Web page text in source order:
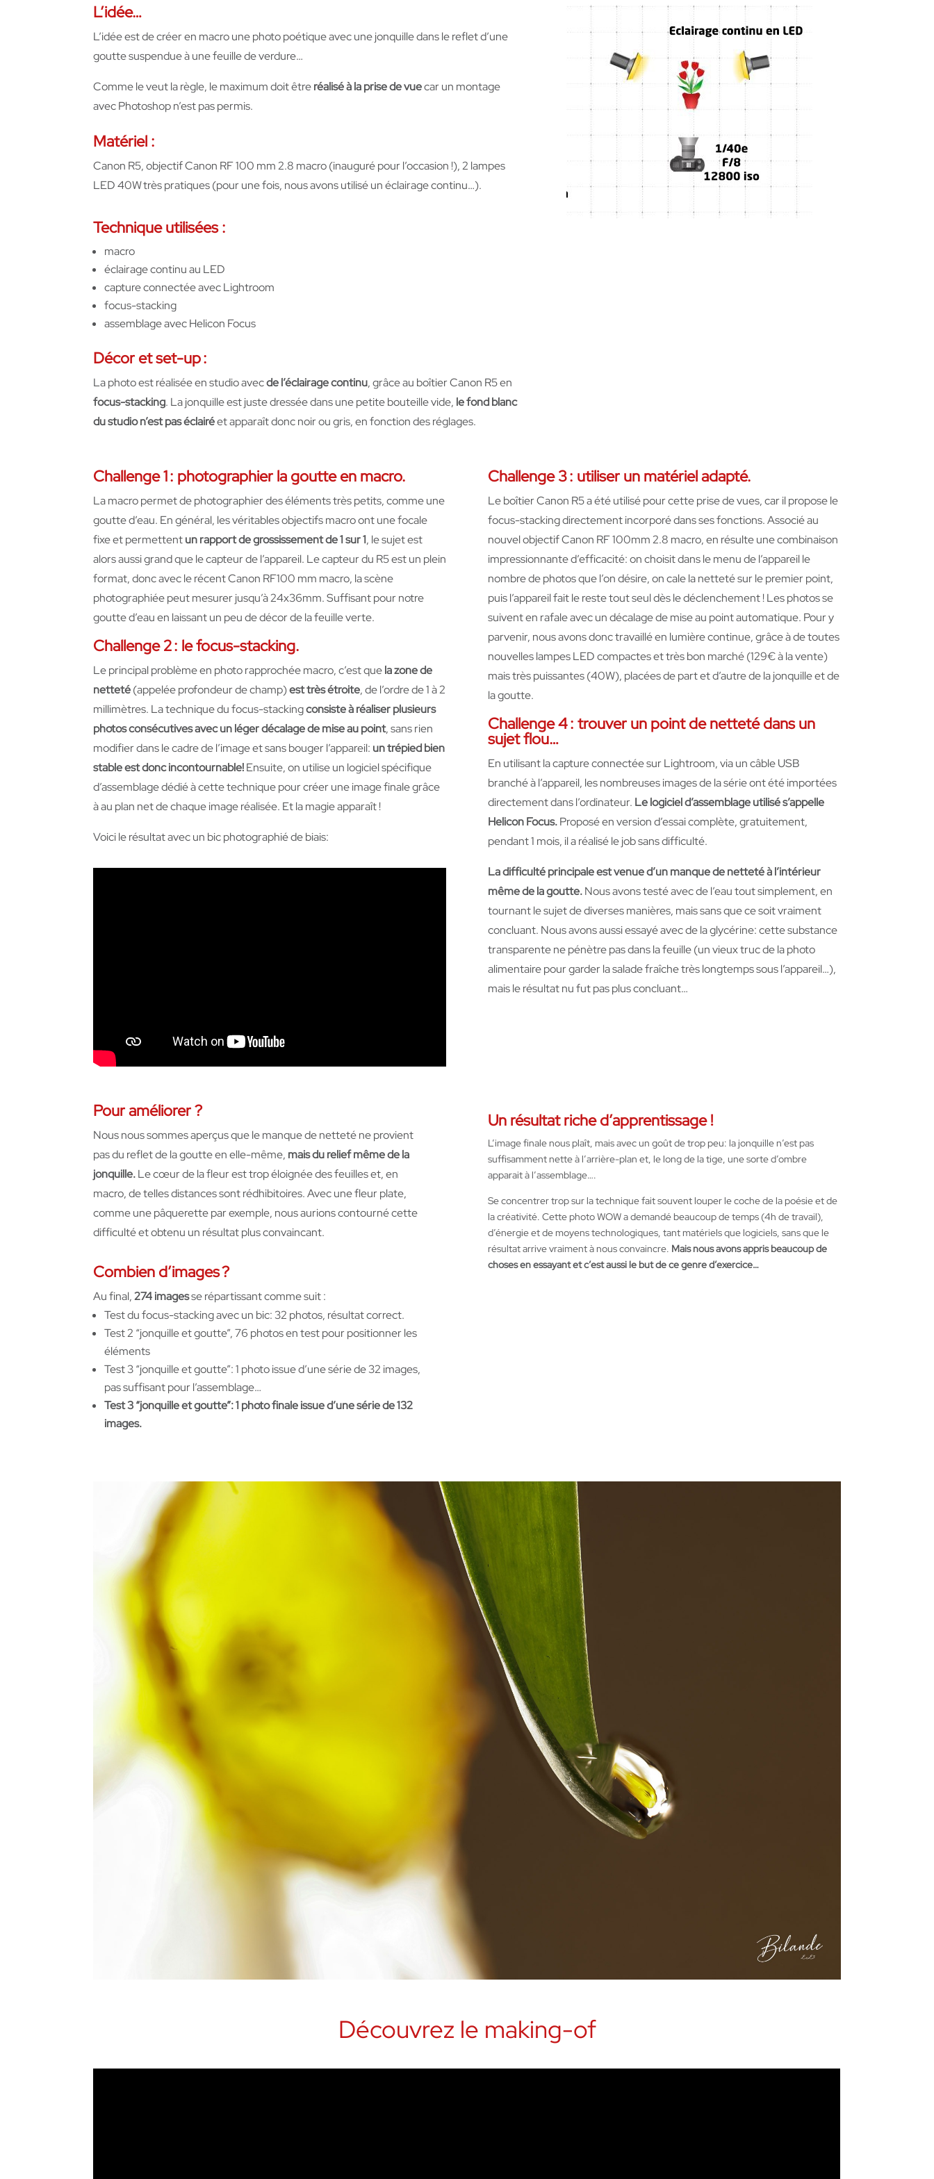
L’idée…
L’idée est decréer en macro une photo poétique avec une jonquille dans le reflet d’une
goutte suspendue à une feuille de verdure…
Comme le veut la règle, le maximum doit êtreréalisé à la prise de vuecar un montage
avec Photoshop n’est pas permis.
Matériel :
Canon R5, objectif Canon RF 100 mm 2.8 macro (inauguré pour l’occasion !), 2 lampes
LED 40W très pratiques (pour une fois, nous avons utilisé un éclairage continu…).
Technique utilisées :
macro
éclairage continu au LED
capture connectée avec Lightroom
focus-stacking
assemblage avec Helicon Focus
Décor et set-up:
La photo est réalisée en studio avecde l’éclairage continu, grâce au boîtier Canon R5 en
focus-stacking. La jonquille est juste dressée dans une petite bouteille vide, le fond blanc
du studio n’est pas éclairéet apparaît donc noir ou gris, en fonction des réglages.
Challenge 1 : photographier la goutte en macro.
La macro permet de photographier des éléments très petits, comme une
goutte d’eau. En général, les véritables objectifs macro ont une focale
fixe et permettentun rapport de grossissement de 1 sur 1, le sujet est
alors aussi grand que le capteur de l’appareil. Le capteur du R5 est un plein
format, donc avec le récent Canon RF100 mm macro, la scène
photographiée peut mesurer jusqu’à 24x36mm. Suffisant pour notre
goutte d’eau en laissant un peu de décor de la feuille verte.
Challenge 2 : le focus-stacking.
Le principal problème en photo rapprochée macro, c’est quela zone de
netteté(appelée profondeur de champ)est très étroite, de l’ordre de 1 à 2
millimètres. La technique du focus-stackingconsiste à réaliser plusieurs
photos consécutives avec un léger décalage de mise au point, sans rien
modifier dans le cadre de l’image et sans bouger l’appareil: un trépied bien
stable est donc incontournable!Ensuite, on utilise un logiciel spécifique
d’assemblage dédié à cette technique pour créer une image finale grâce
à au plan net de chaque image réalisée. Et la magie apparaît !
Voici le résultat avec un bic photographié de biais:
Challenge 3 : utiliser un matériel adapté.
Le boîtier Canon R5 a été utilisé pour cette prise de vues, car il propose le
focus-stacking directement incorporé dans ses fonctions. Associé au
nouvel objectif Canon RF 100mm 2.8 macro, en résulte une combinaison
impressionnante d’efficacité: on choisit dans le menu de l’appareil le
nombre de photos que l’on désire, on cale la netteté sur le premier point,
puis l’appareil fait le reste tout seul dès le déclenchement ! Les photos se
suivent en rafale avec un décalage de mise au point automatique. Pour y
parvenir, nous avons donc travaillé en lumière continue, grâce à de toutes
nouvelles lampes LED compactes et très bon marché (129€ à la vente)
mais très puissantes (40W), placées de part et d’autre de la jonquille et de
la goutte.
Challenge 4 : trouver un point de netteté dans un
sujet flou…
En utilisant la capture connectée sur Lightroom, via un câble USB
branché à l’appareil, les nombreuses images de la série ont été importées
directement dans l’ordinateur. Le logiciel d’assemblage utilisé s’appelle
Helicon Focus.Proposé en version d’essai complète, gratuitement,
pendant 1 mois, il a réalisé le job sans difficulté.
La difficulté principale est venue d’un manque de netteté à l’intérieur
même de la goutte.Nous avons testé avec de l’eau tout simplement, en
tournant le sujet de diverses manières, mais sans que ce soit vraiment
concluant. Nous avons aussi essayé avec de la glycérine: cette substance
transparente ne pénètre pas dans la feuille (un vieux truc de la photo
alimentaire pour garder la salade fraîche très longtemps sous l’appareil…),
mais le résultat nu fut pas plus concluant…
Pour améliorer ?
Nous nous sommes aperçus que le manque de netteté ne provient
pas du reflet de la goutte en elle-même, mais du relief même de la
jonquille.Le cœur de la fleur est trop éloignée des feuilles et, en
macro, de telles distances sont rédhibitoires. Avec une fleur plate,
comme une pâquerette par exemple, nous aurions contourné cette
difficulté et obtenu un résultat plus convaincant.
Combien d’images ?
Au final,274 imagesse répartissant comme suit :
Test du focus-stacking avec un bic: 32 photos, résultat correct.
Test 2 “jonquille et goutte”, 76 photos en test pour positionner les
éléments
Test 3 “jonquille et goutte”: 1 photo issue d’une série de 32 images,
pas suffisant pour l’assemblage…
Test 3 “jonquille et goutte”: 1 photo finale issue d’une série de 132
images.
Un résultat riche d’apprentissage !
L’image finale nous plaît, mais avec un goût de trop peu: la jonquille n’est pas
suffisamment nette à l’arrière-plan et, le long de la tige, une sorte d’ombre
apparait à l’assemblage….
Se concentrer trop sur la technique fait souvent louper le coche de la poésie et de
la créativité. Cette photo WOW a demandé beaucoup de temps (4h de travail),
d’énergie et de moyens technologiques, tant matériels que logiciels, sans que le
résultat arrive vraiment à nous convaincre. Mais nous avons appris beaucoup de
choses en essayant et c’est aussi le but de ce genre d’exercice…
Découvrez le making-of